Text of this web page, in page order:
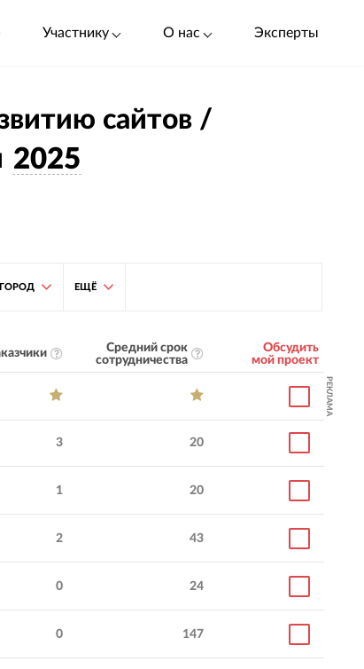
Участнику О нас Эксперты
сайтов /
2025
ГОРОД ЕЩЁ
Средний срок
сотрудничества
Обсудить
мой проект
РЕКЛАМА
3 20
1 20
2 43
0 24
0 147